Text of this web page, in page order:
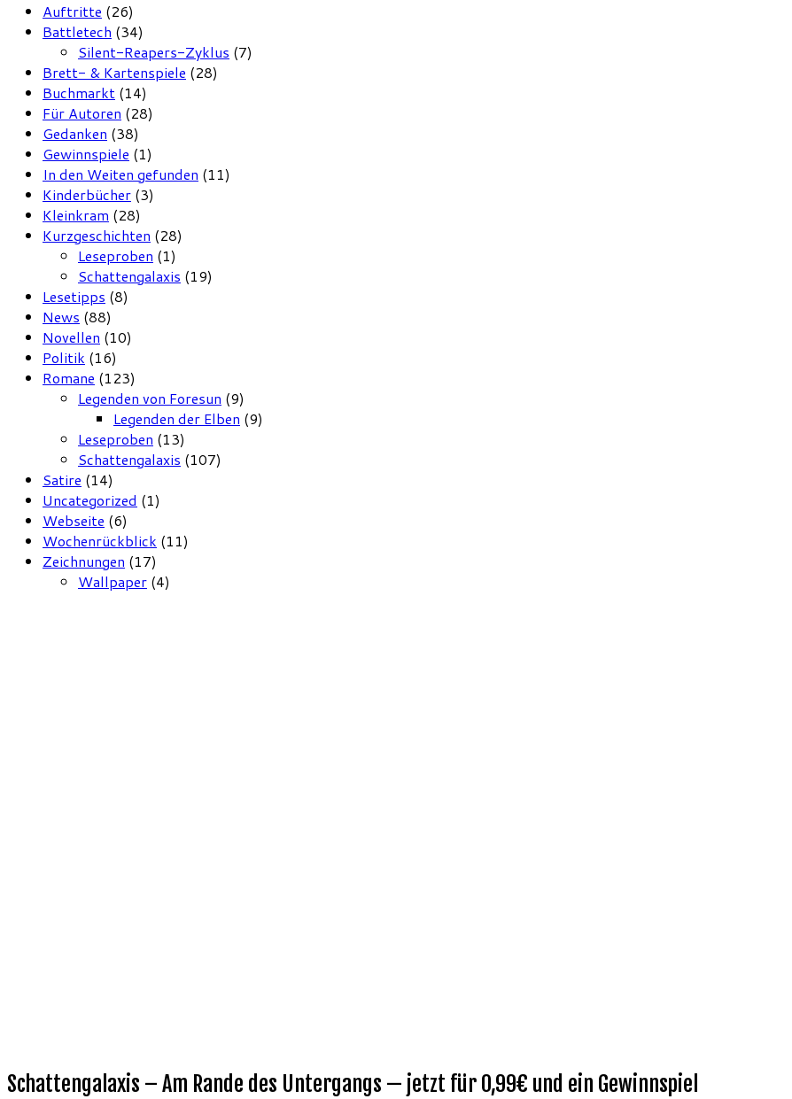
Auftritte (26)
Battletech (34)
Silent-Reapers-Zyklus (7)
Brett- & Kartenspiele (28)
Buchmarkt (14)
Für Autoren (28)
Gedanken (38)
Gewinnspiele (1)
In den Weiten gefunden (11)
Kinderbücher (3)
Kleinkram (28)
Kurzgeschichten (28)
Leseproben (1)
Schattengalaxis (19)
Lesetipps (8)
News (88)
Novellen (10)
Politik (16)
Romane (123)
Legenden von Foresun (9)
Legenden der Elben (9)
Leseproben (13)
Schattengalaxis (107)
Satire (14)
Uncategorized (1)
Webseite (6)
Wochenrückblick (11)
Zeichnungen (17)
Wallpaper (4)
Schattengalaxis – Am Rande des Untergangs — jetzt für 0,99€ und ein Gewinnspiel